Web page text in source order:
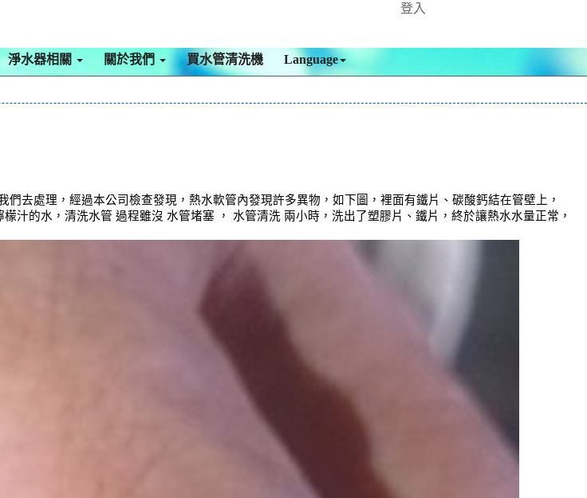
登入
淨水器相關 關於我們 買水管清洗機 Language
去處理，經過本公司檢查發現，熱水軟管內發現許多異物，如下圖，裡面有鐵片、碳酸鈣結在管壁上，
汁的水，清洗水管 過程雖沒 水管堵塞 ， 水管清洗 兩小時，洗出了塑膠片、鐵片，終於讓熱水水量正常，